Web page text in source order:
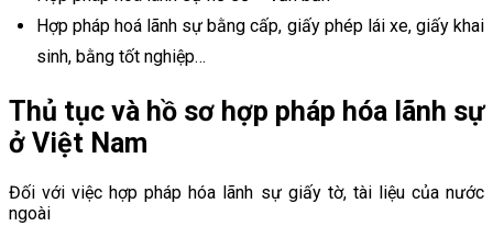
Hợp pháp hoá lãnh sự bằng cấp, giấy phép lái xe, giấy khai
sinh, bằng tốt nghiệp…
Thủ tục và hồ sơ hợp pháp hóa lãnh sự
ở Việt Nam
Đối với việc hợp pháp hóa lãnh sự giấy tờ, tài liệu của nước
ngoài